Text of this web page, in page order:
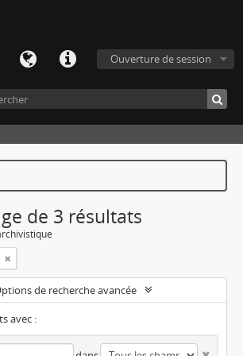
Ouverture de session
de 3 résultats
de recherche avancée
avec :